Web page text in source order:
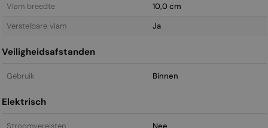
Vlam breedte
10,0 cm
Verstelbare vlam
Ja
Veiligheidsafstanden
Gebruik Binnen
Elektrisch
Stroomvereisten Nee